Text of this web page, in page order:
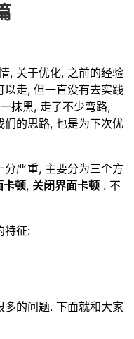
, 关于优化, 之前的经验
走, 但一直没有去实践
抹黑, 走了不少弯路,
的思路, 也是为下次优
严重, 主要分为三个方
卡顿, 关闭界面卡顿 . 不
特征:
的问题. 下面就和大家